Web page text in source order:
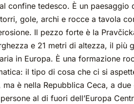
confine tedesco. È un paesaggio
gole, archi e rocce a tavola
Il pezzo forte è la
e 21 metri di altezza, il più
in Europa. È una formazione
il tipo di cosa che ci si
è nella Repubblica Ceca, a due
al di fuori dell’Europa